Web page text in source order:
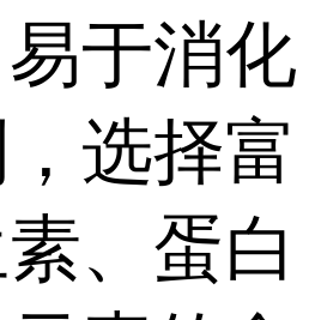
于消化
选择富
、蛋白